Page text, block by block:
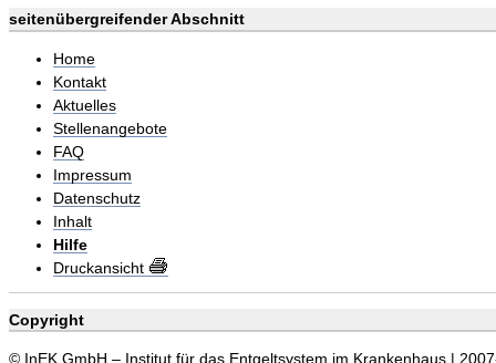
seitenübergreifender Abschnitt
Home
Kontakt
Aktuelles
Stellenangebote
FAQ
Impressum
Datenschutz
Inhalt
Hilfe
Druckansicht
Copyright
© InEK GmbH – Institut für das Entgeltsystem im Krankenhaus |